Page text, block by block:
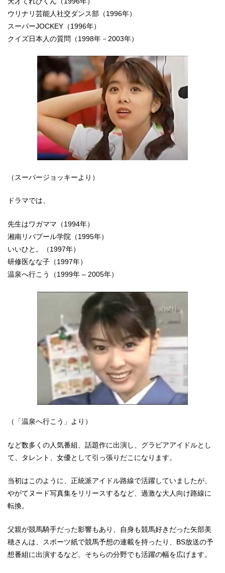
ウリナリ芸能人社交ダンス部（1996年）
スーパーJOCKEY（1996年）
クイズ日本人の質問（1998年－2003年）
（スーパージョッキーより）
ドラマでは、
先生はワガママ（1994年）
湘南リバプール学院（1995年）
いいひと。（1997年）
研修医なな子（1997年）
温泉へ行こう（1999年 – 2005年）
（「温泉へ行こう」より）
など数多くの人気番組、話題作に出演し、グラビアアイドルとし
て、タレント、女優として引っ張りだこになります。
当初はこのように、正統派アイドル路線で活躍していましたが、
やがてヌード写真集をリリースするなど、過激な大人向け路線に
転換。
父親が競馬騎手だった影響もあり、自身も競馬好きだった矢部美
穂さんは、スポーツ紙で競馬予想の連載を持ったり、BS放送の予
想番組に出演するなど、そちらの分野でも活躍の幅を広げます。